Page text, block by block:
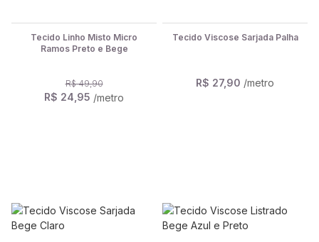
Tecido Linho Misto Micro
Ramos Preto e Bege
R$ 49,90
R$ 24,95 /metro
Tecido Viscose Sarjada Palha
R$ 27,90 /metro